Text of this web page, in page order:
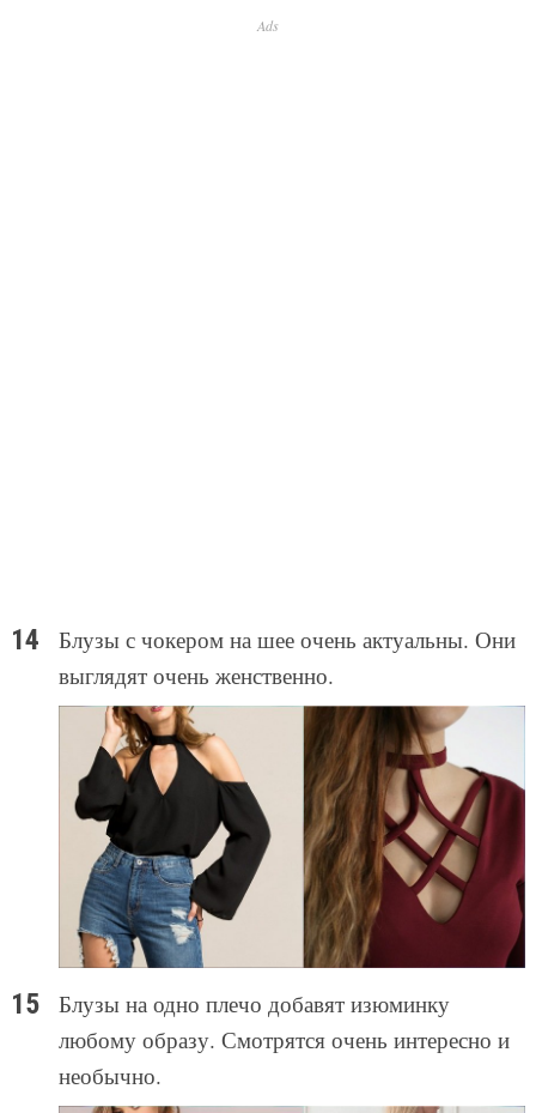
Ads
Блузы с чокером на шее очень актуальны. Они
выглядят очень женственно.
Блузы на одно плечо добавят изюминку
любому образу. Смотрятся очень интересно и
необычно.